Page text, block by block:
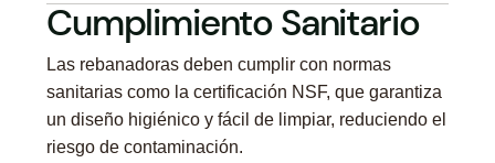
Cumplimiento Sanitario
Las rebanadoras deben cumplir con normas
sanitarias como la certificación NSF, que garantiza
un diseño higiénico y fácil de limpiar, reduciendo el
riesgo de contaminación.